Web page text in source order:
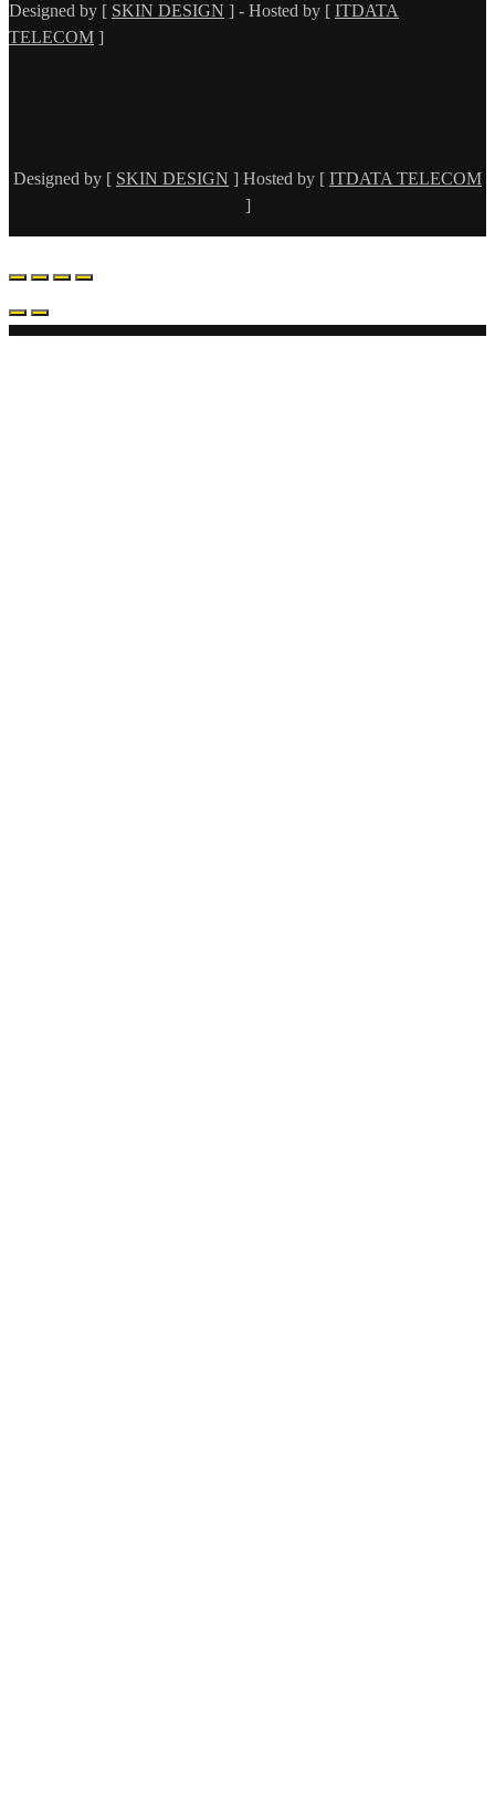
Designed by [ SKIN DESIGN ] - Hosted by [ ITDATA
TELECOM ]
Designed by [ SKIN DESIGN ] Hosted by [ ITDATA TELECOM
]